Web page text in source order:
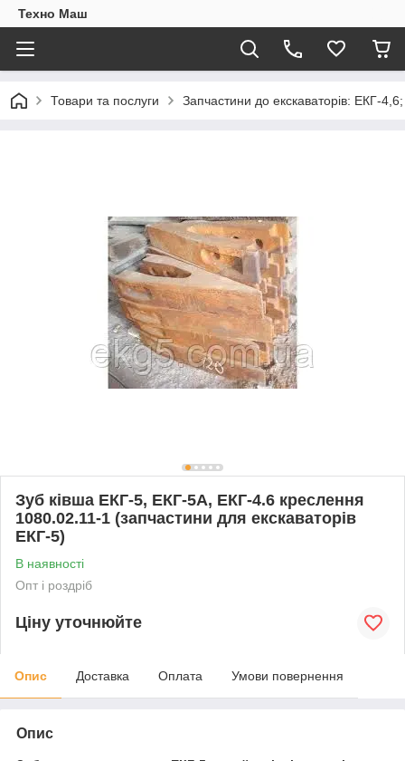
Техно Маш
Товари та послуги Запчастини до екскаваторів: ЕКГ-
Зуб ківша ЕКГ-5, ЕКГ-5А, ЕКГ-4.6 креслення
1080.02.11-1 (запчастини для екскаваторів
ЕКГ-5)
В наявності
Опт і роздріб
Ціну уточнюйте
Опис Доставка Оплата Умови повернення
Опис